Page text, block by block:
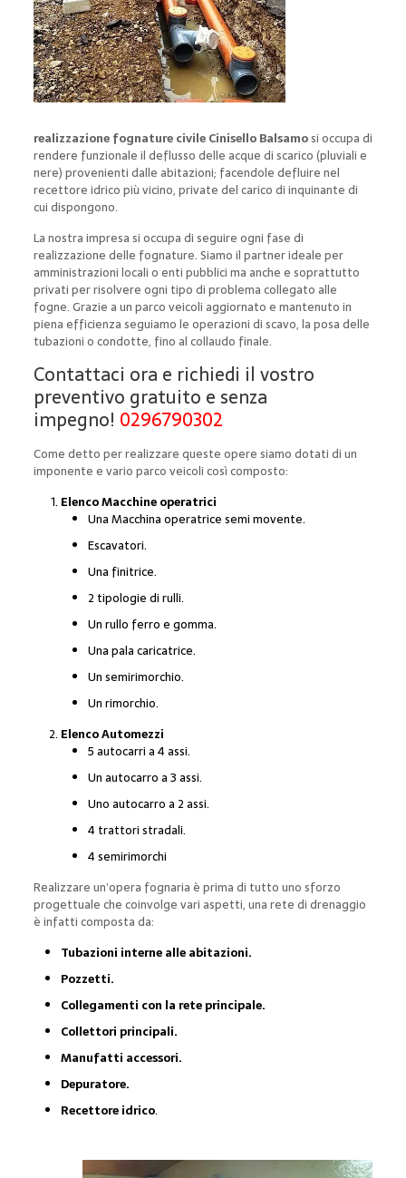
realizzazione fognature civile Cinisello Balsamosi occupa di
rendere funzionale il deflusso delle acque di scarico (pluviali e
nere) provenienti dalle abitazioni; facendole defluire nel
recettore idrico più vicino, private del carico di inquinante di
cui dispongono.
La nostra impresa si occupa di seguire ogni fase di
realizzazione delle fognature. Siamo il partner ideale per
amministrazioni locali o enti pubblici ma anche e soprattutto
privati per risolvere ogni tipo di problema collegato alle
fogne. Grazie a un parco veicoli aggiornato e mantenuto in
piena efficienza seguiamo le operazioni di scavo, la posa delle
tubazioni o condotte, fino al collaudo finale.
Contattaci ora e richiedi il vostro
preventivo gratuito e senza
impegno! 0296790302
Come detto per realizzare queste opere siamo dotati di un
imponente e vario parco veicoli così composto:
Elenco Macchine operatrici
Una Macchina operatrice semi movente.
Escavatori.
Una finitrice.
2 tipologie di rulli.
Un rullo ferro e gomma.
Una pala caricatrice.
Un semirimorchio.
Un rimorchio.
Elenco Automezzi
5 autocarri a 4 assi.
Un autocarro a 3 assi.
Uno autocarro a 2 assi.
4 trattori stradali.
4 semirimorchi
Realizzare un’opera fognaria è prima di tutto uno sforzo
progettuale che coinvolge vari aspetti, una rete di drenaggio
è infatti composta da:
Tubazioni interne alle abitazioni.
Pozzetti.
Collegamenti con la rete principale.
Collettori principali.
Manufatti accessori.
Depuratore.
Recettore idrico.